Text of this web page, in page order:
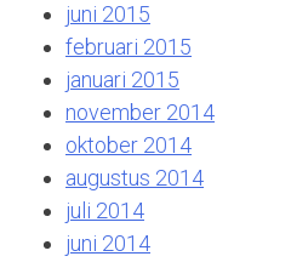
juni 2015
februari 2015
januari 2015
november 2014
oktober 2014
augustus 2014
juli 2014
juni 2014